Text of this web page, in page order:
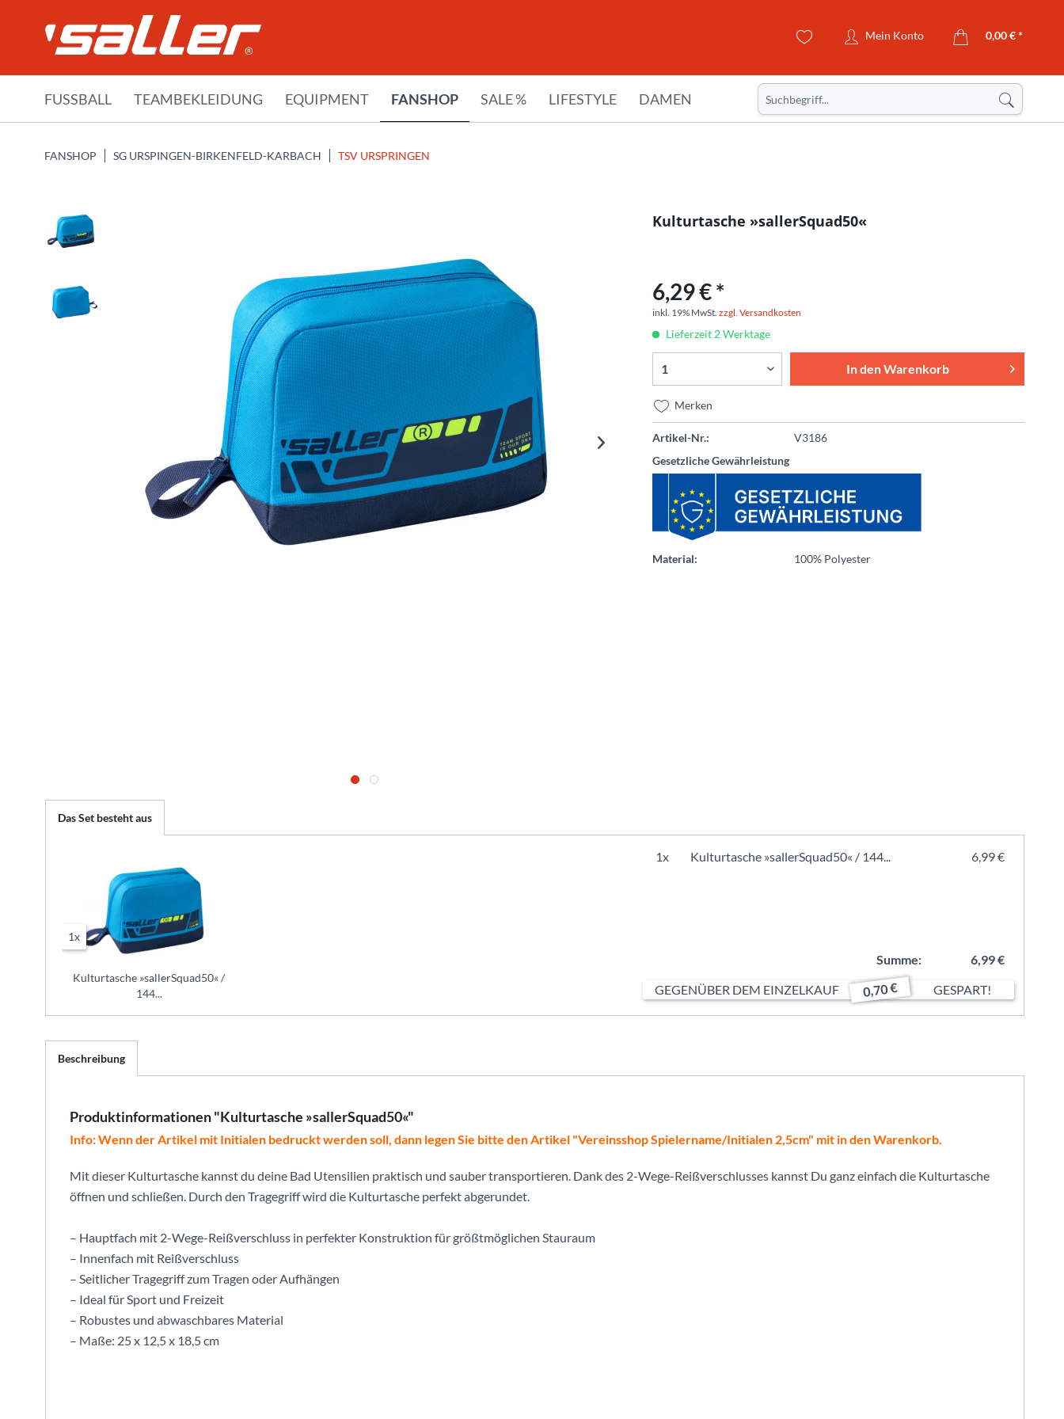
Mein Konto 0,00 € *
FUSSBALL TEAMBEKLEIDUNG EQUIPMENT FANSHOP SALE % LIFESTYLE DAMEN
FANSHOP SG URSPINGEN-BIRKENFELD-KARBACH TSV URSPRINGEN
Kulturtasche »sallerSquad50«
6,29 € *
inkl. 19% MwSt. zzgl. Versandkosten
Lieferzeit 2 Werktage
In denWarenkorb
Merken
Artikel-Nr.:
V3186
Gesetzliche Gewährleistung
Material: 100% Polyester
Das Set besteht aus
1x
Kulturtasche »sallerSquad50« /
144...
1x Kulturtasche »sallerSquad50« / 144... 6,99 €
Summe:
6,99 €
GEGENÜBER DEM EINZELKAUF
0,70 € GESPART!
Beschreibung
Produktinformationen "Kulturtasche »sallerSquad50«"
Info: Wenn der Artikel mit Initialen bedruckt werden soll, dann legen Sie bitte den Artikel "Vereinsshop Spielername/Initialen 2,5cm" mit in den Warenkorb.
Mit dieser Kulturtasche kannst du deine Bad Utensilien praktisch und sauber transportieren. Dank des 2-Wege-Reißverschlusses kannst Du ganz einfach die Kulturtasche
öffnen und schließen. Durch den Tragegriff wird die Kulturtasche perfekt abgerundet.
– Hauptfach mit 2-Wege-Reißverschluss in perfekter Konstruktion für größtmöglichen Stauraum
– Innenfach mit Reißverschluss
– Seitlicher Tragegriff zum Tragen oder Aufhängen
– Ideal für Sport und Freizeit
– Robustes und abwaschbares Material
– Maße: 25 x 12,5 x 18,5 cm